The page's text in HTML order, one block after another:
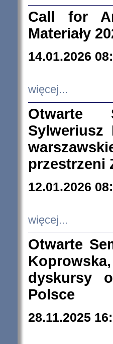
Call for
Materiały
14.01.2026
więcej...
Otwarte
Sylweriusz
przestrzeni
12.01.2026
więcej...
Otwarte
dyskursy
Polsce
28.11.2025